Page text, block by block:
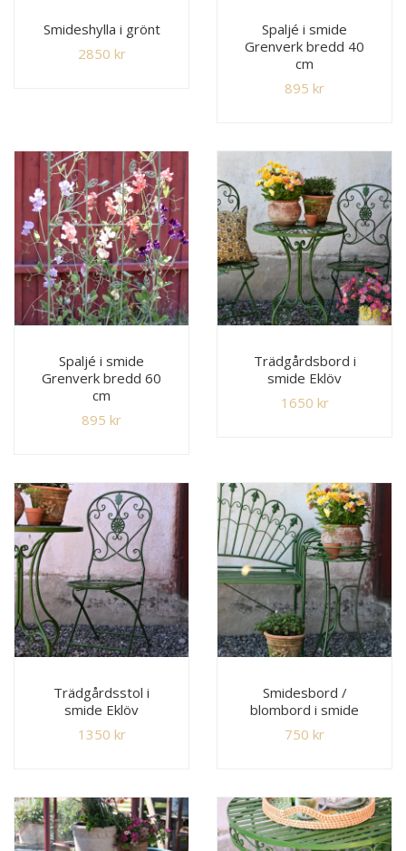
Smideshylla i grönt
2850 kr
Spaljé i smide
Grenverk bredd 40
cm
895 kr
Spaljé i smide
Grenverk bredd 60
cm
895 kr
Trädgårdsbord i
smide Eklöv
1650 kr
Trädgårdsstol i
smide Eklöv
1350 kr
Smidesbord /
blombord i smide
750 kr